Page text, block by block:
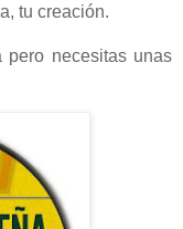
tu creación.
pero necesitas unas